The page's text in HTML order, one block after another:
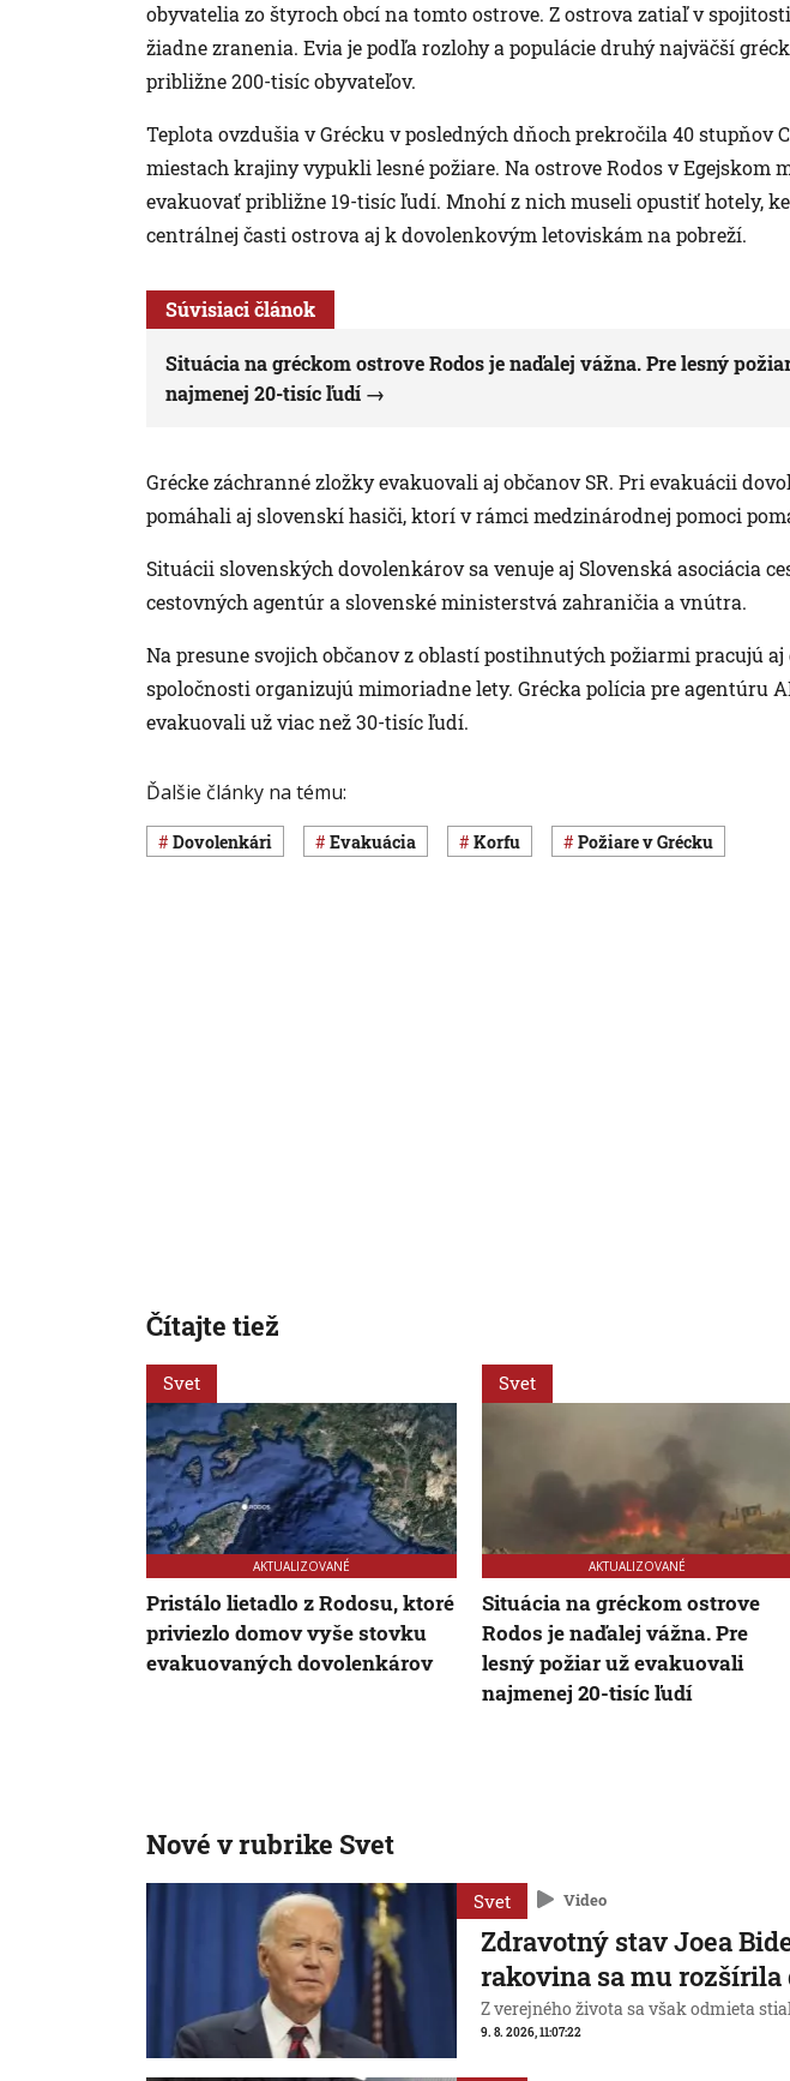
obyvatelia zo štyroch obcí na tomto ostrove. Z ostrova zatiaľ v
žiadne zranenia. Evia je podľa rozlohy a populácie druhý najväčší
približne 200-tisíc obyvateľov.
Teplota ovzdušia v Grécku v posledných dňoch prekročila 40 stupňov
miestach krajiny vypukli lesné požiare. Na ostrove Rodos v Egejskom
evakuovať približne 19-tisíc ľudí. Mnohí z nich museli opustiť hotely,
centrálnej časti ostrova aj k dovolenkovým letoviskám na pobreží.
Súvisiaci článok
Situácia na gréckom ostrove Rodos je naďalej vážna. Pre lesný
najmenej 20-tisíc ľudí
Grécke záchranné zložky evakuovali aj občanov SR. Pri evakuácii
pomáhali aj slovenskí hasiči, ktorí v rámci medzinárodnej pomoci
Situácii slovenských dovolenkárov sa venuje aj Slovenská asociácia
cestovných agentúr a slovenské ministerstvá zahraničia a vnútra.
Na presune svojich občanov z oblastí postihnutých požiarmi pracujú
spoločnosti organizujú mimoriadne lety. Grécka polícia pre agentúru
evakuovali už viac než 30-tisíc ľudí.
Ďalšie články na tému:
dovolenkári evakuácia Korfu požiare v Grécku
Čítajte tiež
Svet
AKTUALIZOVANÉ
Pristálo lietadlo z Rodosu, ktoré
priviezlo domov vyše stovku
evakuovaných dovolenkárov
Svet
AKTUALIZOVANÉ
Situácia na gréckom ostrove
Rodos je naďalej vážna. Pre
lesný požiar už evakuovali
najmenej 20-tisíc ľudí
Nové v rubrike Svet
Svet Video
Zdravotný stav Joea
rakovina sa mu rozšírila
Z verejného života sa však odmieta
9. 8. 2026, 11:07:22